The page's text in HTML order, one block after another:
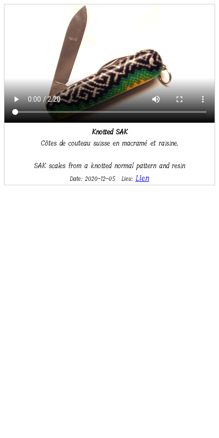
Knotted SAK
Côtes de couteau suisse en macramé et raisine.
SAK scales from a knotted normal pattern and resin
Date: 2020-12-05 Lieu: Lien